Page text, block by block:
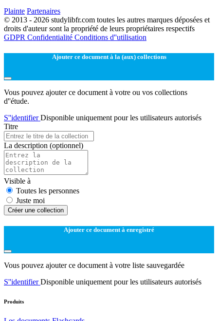
Plainte Partenaires
© 2013 - 2026 studylibfr.com toutes les autres marques déposées et
droits d'auteur sont la propriété de leurs propriétaires respectifs
GDPR Confidentialité Conditions d''utilisation
Ajouter ce document à la (aux) collections
Vous pouvez ajouter ce document à votre ou vos collections
d''étude.
S''identifierDisponible uniquement pour les utilisateurs autorisés
Titre
La description (optionnel)
Visible à
Toutes les personnes
Juste moi
Créer une collection
Ajouter ce document à enregistré
Vous pouvez ajouter ce document à votre liste sauvegardée
S''identifierDisponible uniquement pour les utilisateurs autorisés
Produits